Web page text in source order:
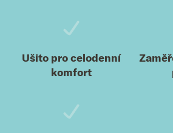
Ušito pro celodenní
komfort